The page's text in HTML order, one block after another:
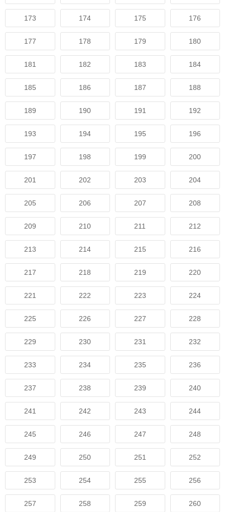
173 174 175 176
177 178 179 180
181 182 183 184
185 186 187 188
189 190 191 192
193 194 195 196
197 198 199 200
201 202 203 204
205 206 207 208
209 210 211 212
213 214 215 216
217 218 219 220
221 222 223 224
225 226 227 228
229 230 231 232
233 234 235 236
237 238 239 240
241 242 243 244
245 246 247 248
249 250 251 252
253 254 255 256
257 258 259 260